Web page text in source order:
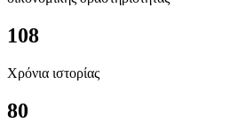
108
Χρόνια ιστορίας
80